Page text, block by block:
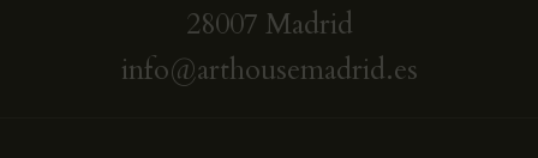
28007 Madrid
info@arthousemadrid.es